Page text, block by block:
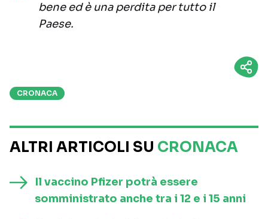
bene ed è una perdita per tutto il
Paese.
CRONACA
ALTRI ARTICOLI SU CRONACA
Il vaccino Pfizer potrà essere
somministrato anche tra i 12 e i 15 anni